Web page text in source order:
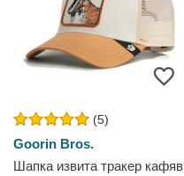
(5)
Goorin Bros.
Шапка извита тракер кафяв